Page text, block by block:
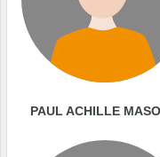
PAUL ACHILLE